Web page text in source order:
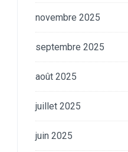
novembre 2025
septembre 2025
août 2025
juillet 2025
juin 2025